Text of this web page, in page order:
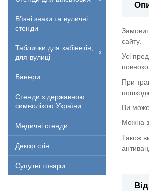
В'їзні знаки та вуличні
стенди
Таблички для кабінетів,
для вулиці
Банери
Стенди з державною
символікою України
Медичні стенди
Декор стін
Супутні товари
сайту.
Усі
При
Ви
Можна
Також